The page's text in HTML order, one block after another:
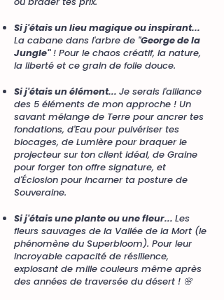
Si j'étais un lieu magique ou inspirant...
La cabane dans l'arbre de "George de la
Jungle"! Pour le chaos créatif, la nature,
la liberté et ce grain de folie douce.
Si j'étais un élément... Je serais l'alliance
des 5 éléments de mon approche ! Un
savant mélange de Terre pour ancrer tes
fondations, d'Eau pour pulvériser tes
blocages, de Lumière pour braquer le
projecteur sur ton client idéal, de Graine
pour forger ton offre signature, et
d'Éclosion pour incarner ta posture de
Souveraine.
Si j'étais une plante ou une fleur... Les
fleurs sauvages de la Vallée de la Mort (le
phénomène du Superbloom). Pour leur
incroyable capacité de résilience,
explosant de mille couleurs même après
des années de traversée du désert ! 🌸